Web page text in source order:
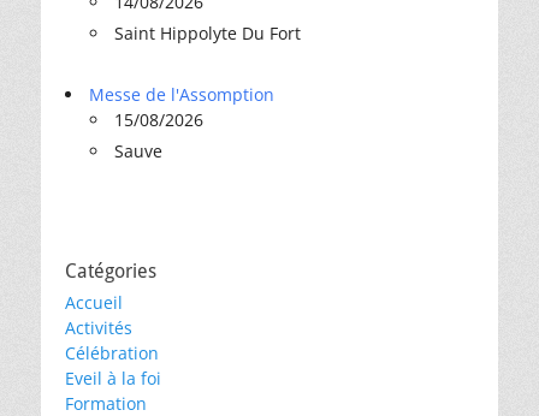
Saint Hippolyte Du Fort
Messe de l'Assomption
15/08/2026
Sauve
Catégories
Accueil
Activités
Célébration
Eveil à la foi
Formation